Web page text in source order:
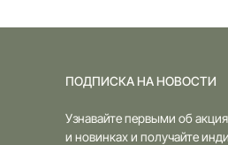
Узнавайте первыми об
и новинках и получайте
ПОДПИСКА НА НОВОСТИ